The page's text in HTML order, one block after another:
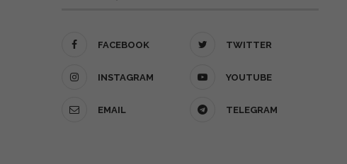
FACEBOOK TWITTER
INSTAGRAM YOUTUBE
EMAIL TELEGRAM